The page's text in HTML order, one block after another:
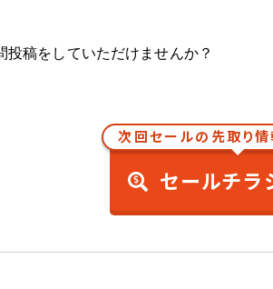
稿をしていただけませんか？
次回セールの先取り情
セールチラ